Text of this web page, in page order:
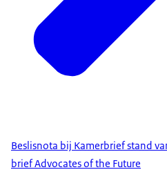
Beslisnota bij Kamerbrief stand
brief Advocates of the Future